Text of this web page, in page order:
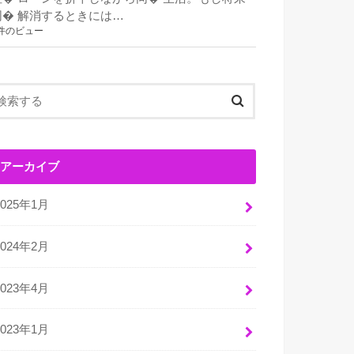
� 解消するときには…
のビュー
アーカイブ
年1月
年2月
年4月
年1月